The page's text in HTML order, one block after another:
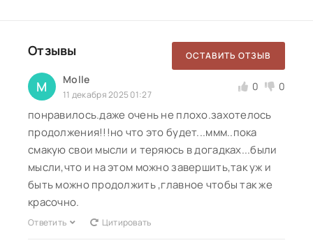
Отзывы ОСТАВИТЬ ОТЗЫВ
M Molle
11 декабря 2025 01:27
0 0
понравилось.даже очень не плохо.захотелось
продолжения!!!но что это будет...ммм..пока
смакую свои мысли и теряюсь в догадках...были
мысли,что и на этом можно завершить,так уж и
быть можно продолжить ,главное чтобы так же
красочно.
Ответить Цитировать